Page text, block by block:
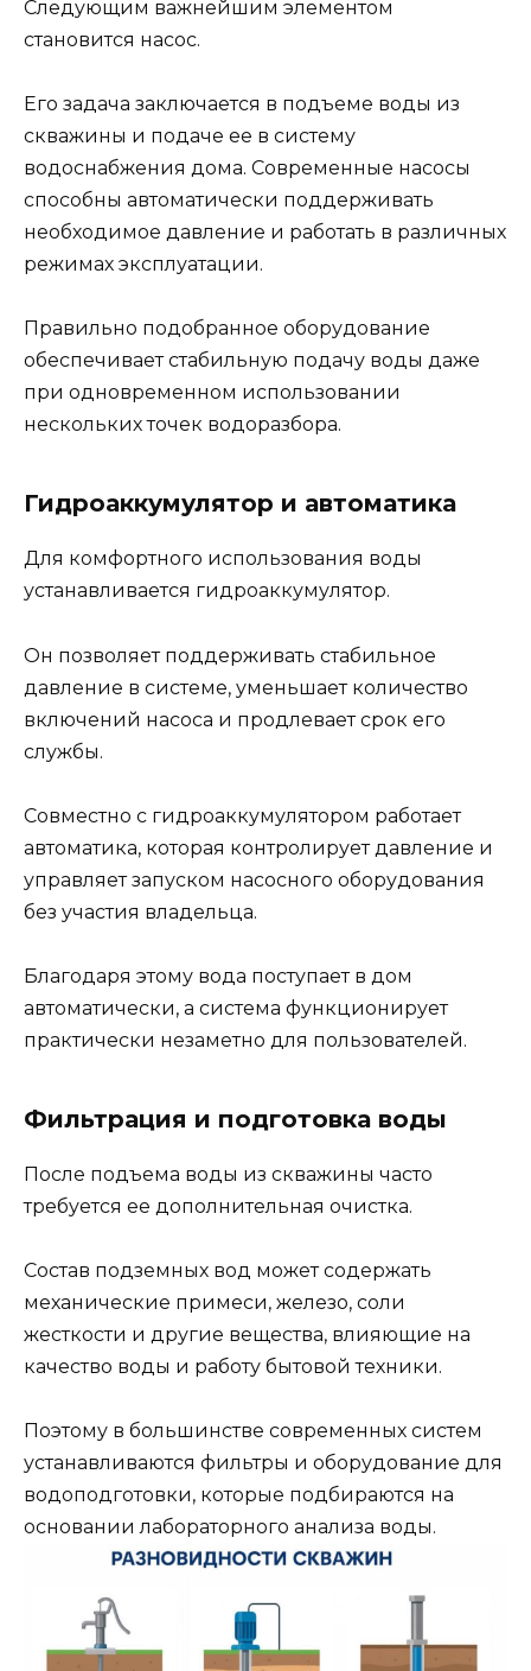
Следующим важнейшим элементом
становится насос.
Его задача заключается в подъеме воды из
скважины и подаче ее в систему
водоснабжения дома. Современные насосы
способны автоматически поддерживать
необходимое давление и работать в различных
режимах эксплуатации.
Правильно подобранное оборудование
обеспечивает стабильную подачу воды даже
при одновременном использовании
нескольких точек водоразбора.
Гидроаккумулятор и автоматика
Для комфортного использования воды
устанавливается гидроаккумулятор.
Он позволяет поддерживать стабильное
давление в системе, уменьшает количество
включений насоса и продлевает срок его
службы.
Совместно с гидроаккумулятором работает
автоматика, которая контролирует давление и
управляет запуском насосного оборудования
без участия владельца.
Благодаря этому вода поступает в дом
автоматически, а система функционирует
практически незаметно для пользователей.
Фильтрация и подготовка воды
После подъема воды из скважины часто
требуется ее дополнительная очистка.
Состав подземных вод может содержать
механические примеси, железо, соли
жесткости и другие вещества, влияющие на
качество воды и работу бытовой техники.
Поэтому в большинстве современных систем
устанавливаются фильтры и оборудование для
водоподготовки, которые подбираются на
основании лабораторного анализа воды.